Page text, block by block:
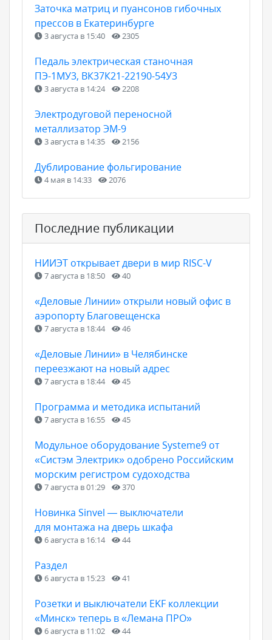
Заточка матриц и пуансонов гибочных
прессов в Екатеринбурге
3 августа в 15:40 2305
Педаль электрическая станочная
ПЭ-1МУ3, ВК37К21-22190-54У3
3 августа в 14:24 2208
Электродуговой переносной
металлизатор ЭМ-9
3 августа в 14:35 2156
Дублирование фольгирование
4 мая в 14:33 2076
Последние публикации
НИИЭТ открывает двери в мир RISC-V
7 августа в 18:50 40
«Деловые Линии» открыли новый офис в
аэропорту Благовещенска
7 августа в 18:44 46
«Деловые Линии» в Челябинске
переезжают на новый адрес
7 августа в 18:44 45
Программа и методика испытаний
7 августа в 16:55 45
Модульное оборудование Systeme9 от
«Систэм Электрик» одобрено Российским
морским регистром судоходства
7 августа в 01:29 370
Новинка Sinvel — выключатели
для монтажа на дверь шкафа
6 августа в 16:14 44
Раздел
6 августа в 15:23 41
Розетки и выключатели EKF коллекции
«Минск» теперь в «Лемана ПРО»
6 августа в 11:02 44